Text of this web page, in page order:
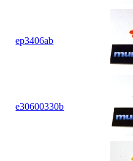
ep3406ab
e30600330b